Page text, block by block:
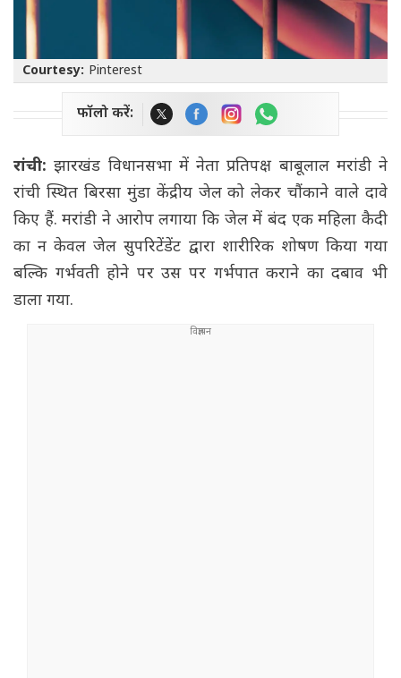
Courtesy: Pinterest
फॉलो करें:
रांची:झारखंड विधानसभा में नेता प्रतिपक्ष बाबूलाल मरांडी ने
रांची स्थित बिरसा मुंडा केंद्रीय जेल को लेकर चौंकाने वाले दावे
किए हैं. मरांडी ने आरोप लगाया कि जेल में बंद एक महिला कैदी
का न केवल जेल सुपरिटेंडेंट द्वारा शारीरिक शोषण किया गया
बल्कि गर्भवती होने पर उस पर गर्भपात कराने का दबाव भी
डाला गया.